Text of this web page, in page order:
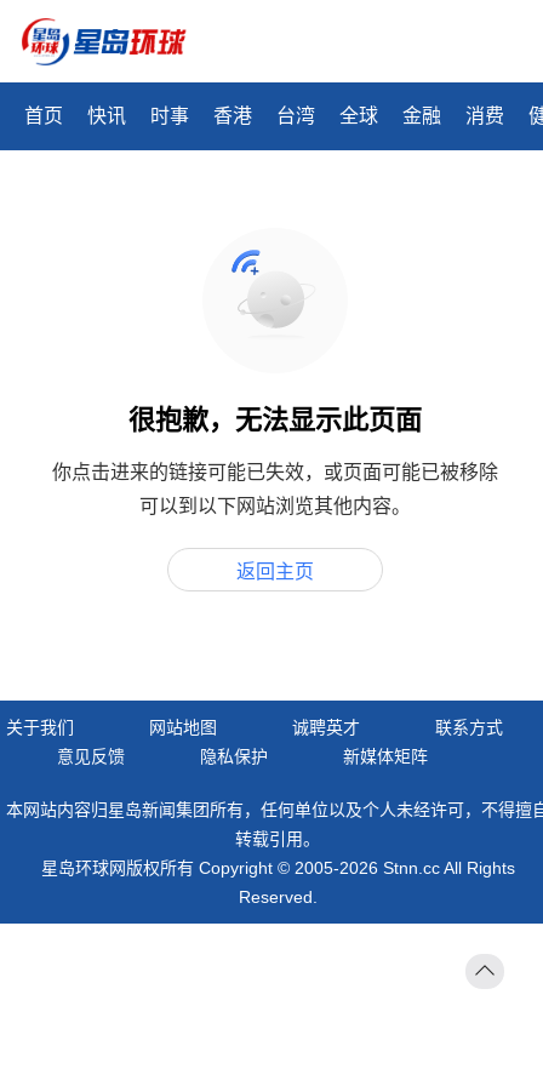
首页 快讯 时事 香港 台湾 全球 金融 消费
很抱歉，无法显示此页面
你点击进来的链接可能已失效，或页面可能已被移除
可以到以下网站浏览其他内容。
返回主页
关于我们 网站地图 诚聘英才
联系方式
意见反馈
隐私保护 新媒体矩阵
本网站内容归星岛新闻集团所有，任何单位以及个人未经许可，不得擅
转载引用。
星岛环球网版权所有 Copyright © 2005-2026 Stnn.cc All Rights
Reserved.